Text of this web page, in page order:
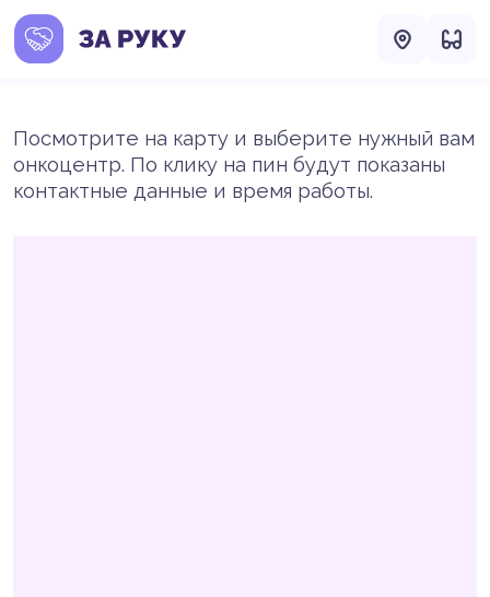
Посмотрите на карту и выберите нужный вам
онкоцентр. По клику на пин будут показаны
контактные данные и время работы.